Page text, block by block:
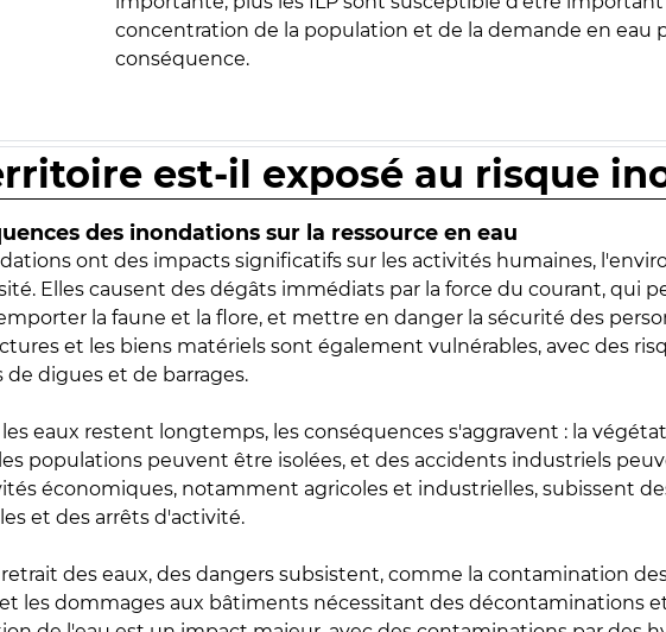
concentration de la population et de la demande en eau
conséquence.
est-il exposé au risque
des inondations sur la ressource en eau
ont des impacts significatifs sur les activités humaines,
Elles causent des dégâts immédiats par la force du courant, qui
la faune et la flore, et mettre en danger la sécurité des
et les biens matériels sont également vulnérables, avec des
de digues et de barrages.
eaux restent longtemps, les conséquences s'aggravent : la
populations peuvent être isolées, et des accidents industriels
économiques, notamment agricoles et industrielles, subissent
et des arrêts d'activité.
des eaux, des dangers subsistent, comme la contamination
les dommages aux bâtiments nécessitant des décontaminations